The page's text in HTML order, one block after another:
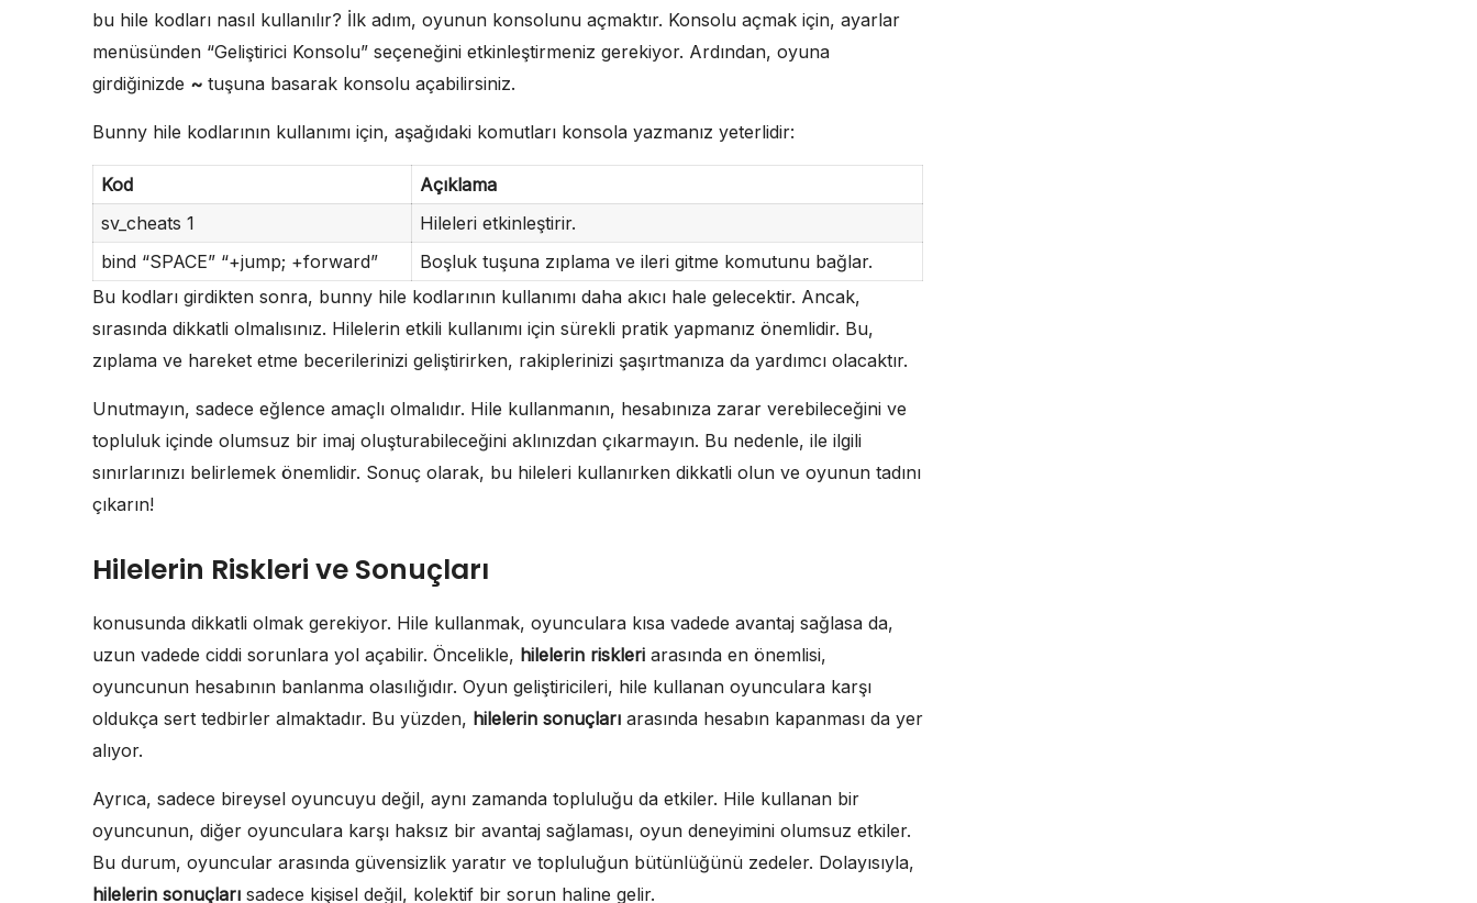
bu hile kodları nasıl kullanılır? İlk adım, oyunun konsolunu açmaktır. Konsolu açmak için, ayarlar
menüsünden “Geliştirici Konsolu” seçeneğini etkinleştirmeniz gerekiyor. Ardından, oyuna
girdiğinizde ~ tuşuna basarak konsolu açabilirsiniz.
Bunny hile kodlarının kullanımı için, aşağıdaki komutları konsola yazmanız yeterlidir:
Kod
Açıklama
sv_cheats 1
Hileleri etkinleştirir.
bind “SPACE” “+jump; +forward”
Boşluk tuşuna zıplama ve ileri gitme komutunu bağlar.
Bu kodları girdikten sonra, bunny hile kodlarının kullanımı daha akıcı hale gelecektir. Ancak,
sırasında dikkatli olmalısınız. Hilelerin etkili kullanımı için sürekli pratik yapmanız önemlidir. Bu,
zıplama ve hareket etme becerilerinizi geliştirirken, rakiplerinizi şaşırtmanıza da yardımcı olacaktır.
Unutmayın, sadece eğlence amaçlı olmalıdır. Hile kullanmanın, hesabınıza zarar verebileceğini ve
topluluk içinde olumsuz bir imaj oluşturabileceğini aklınızdan çıkarmayın. Bu nedenle, ile ilgili
sınırlarınızı belirlemek önemlidir. Sonuç olarak, bu hileleri kullanırken dikkatli olun ve oyunun tadını
çıkarın!
Hilelerin Riskleri ve Sonuçları
konusunda dikkatli olmak gerekiyor. Hile kullanmak, oyunculara kısa vadede avantaj sağlasa da,
uzun vadede ciddi sorunlara yol açabilir. Öncelikle, hilelerin riskleri arasında en önemlisi,
oyuncunun hesabının banlanma olasılığıdır. Oyun geliştiricileri, hile kullanan oyunculara karşı
oldukça sert tedbirler almaktadır. Bu yüzden, hilelerin sonuçları arasında hesabın kapanması da yer
alıyor.
Ayrıca, sadece bireysel oyuncuyu değil, aynı zamanda topluluğu da etkiler. Hile kullanan bir
oyuncunun, diğer oyunculara karşı haksız bir avantaj sağlaması, oyun deneyimini olumsuz etkiler.
Bu durum, oyuncular arasında güvensizlik yaratır ve topluluğun bütünlüğünü zedeler. Dolayısıyla,
hilelerin sonuçları sadece kişisel değil, kolektif bir sorun haline gelir.